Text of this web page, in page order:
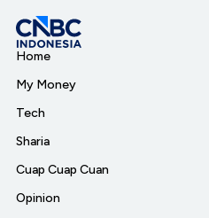
Home
My Money
Tech
Sharia
Cuap Cuap Cuan
Opinion